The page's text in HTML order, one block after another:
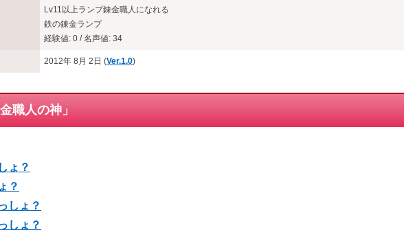
料体験版でも受注/クリアが可能です
テナンス以降、無料体験版でもLv50までの職人レベル解放クエストが受注/クリア可能になり
す。
こちら をご参照ください。
ランプ錬金職人Lv10